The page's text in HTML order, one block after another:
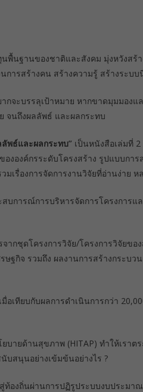
พื้นฐานของชาติและสังคม มุ่งหวังส
ารสร้างคน สร้างความรู้ สร้างระบบ
กจะบรรลุเป้าหมาย หากขาดมุมมอง
จนถึงผลลัพธ์ และผลกระทบ
ลัพธ์และผลกระทบ” เป็นหนังสือเล่มที่
ององค์กรระดับโครงสร้าง รูปแบบ
มเรื่องการจัดการงานวิจัยที่อ่านง่า
บการณ์การบริหารจัดการโครงกา
ากชุดโครงการวิจัย/โครงการวิจัยข
กิจ รวมถึง ผลงานการสร้างกระบว
อเทียบกับผลการดำเนินการกว่า
บายด้านสุขภาพ (HITAP) ทำให้เรา
บสนุนอย่างเข้มข้นอย่างไร ?
องถิ่นผ่านการปฏิรูประบบงบประมา